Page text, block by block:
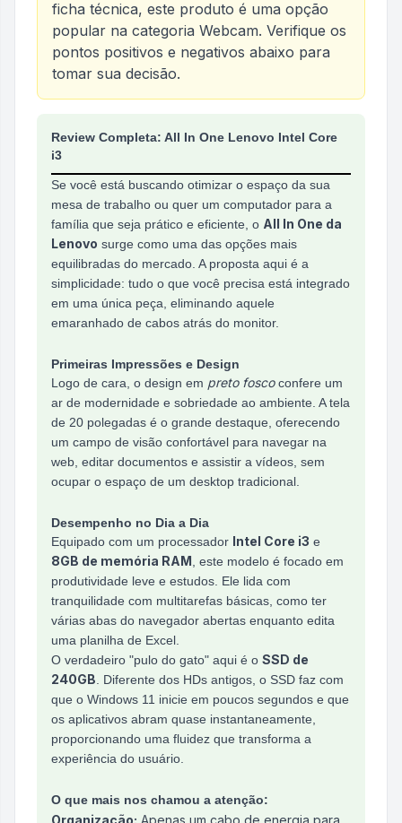
ficha técnica, este produto é uma opção
popular na categoria Webcam. Verifique os
pontos positivos e negativos abaixo para
tomar sua decisão.
Análise do produtoAll In One Lenovo Intel Core
Review Completa: All In One Lenovo Intel Core
i3
Se você está buscando otimizar o espaço da sua
mesa de trabalho ou quer um computador para a
família que seja prático e eficiente, o All In One da
Lenovo surge como uma das opções mais
equilibradas do mercado. A proposta aqui é a
simplicidade: tudo o que você precisa está integrado
em uma única peça, eliminando aquele
emaranhado de cabos atrás do monitor.
Primeiras Impressões e Design
Logo de cara, o design em preto foscoconfere um
ar de modernidade e sobriedade ao ambiente. A tela
de 20 polegadas é o grande destaque, oferecendo
um campo de visão confortável para navegar na
web, editar documentos e assistir a vídeos, sem
ocupar o espaço de um desktop tradicional.
Desempenho no Dia a Dia
Equipado com um processador Intel Core i3 e
8GB de memória RAM , este modelo é focado em
produtividade leve e estudos. Ele lida com
tranquilidade com multitarefas básicas, como ter
várias abas do navegador abertas enquanto edita
uma planilha de Excel.
O verdadeiro "pulo do gato" aqui é o SSD de
240GB . Diferente dos HDs antigos, o SSD faz com
que o Windows 11 inicie em poucos segundos e que
os aplicativos abram quase instantaneamente,
proporcionando uma fluidez que transforma a
experiência do usuário.
O que mais nos chamou a atenção:
Organização: Apenas um cabo de energia para